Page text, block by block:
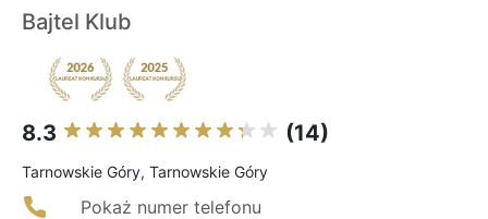
Bajtel Klub
8.3 (14)
Tarnowskie Góry, Tarnowskie Góry
Pokaż numer telefonu